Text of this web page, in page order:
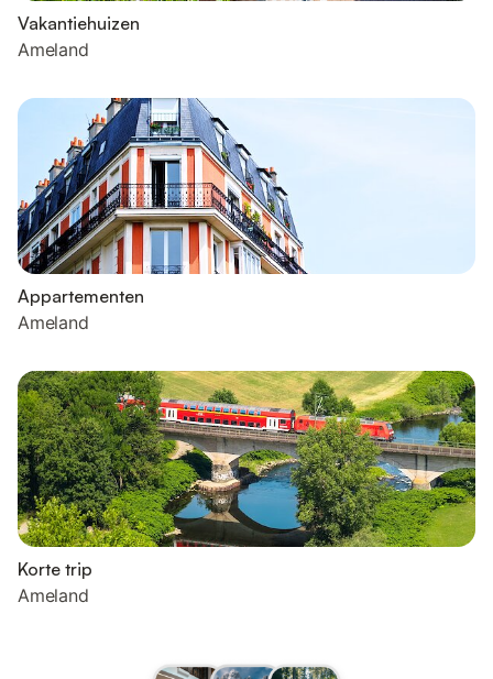
Vakantiehuizen
Ameland
Appartementen
Ameland
Korte trip
Ameland